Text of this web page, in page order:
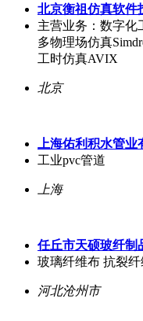
北京衡祖仿真软件
主营业务：数字化
多物理场仿真
工时仿真AVIX
北京
上海佑利积水管业
工业pvc管道
上海
任丘市天硕玻纤制
玻璃纤维布 抗裂
河北沧州市